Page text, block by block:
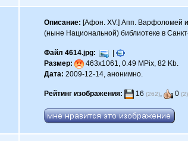
Описание: [Афон. XV.] Апп. Варфоломей
(ныне Национальной) библиотеке в
Файл 4614.jpg:
|
Размер:
463x1061, 0.49 MPix, 82 Kb.
Дата: 2009-12-14, анонимно.
Рейтинг изображения: 16(262), 0(2)